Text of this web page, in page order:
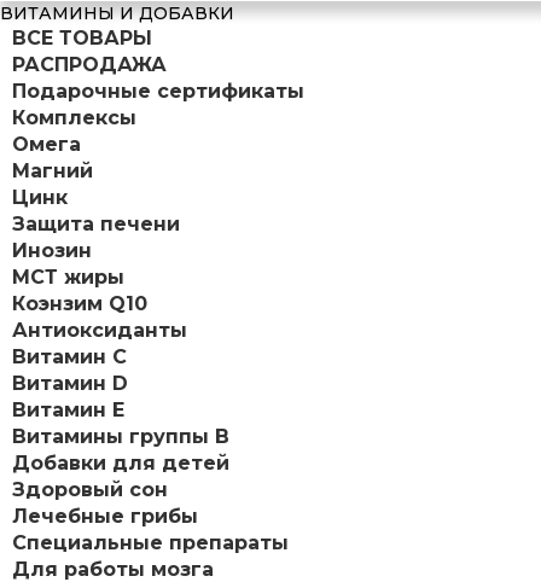
ВИТАМИНЫ И ДОБАВКИ
ВСЕ ТОВАРЫ
РАСПРОДАЖА
Подарочные сертификаты
Комплексы
Омега
Магний
Цинк
Защита печени
Инозин
МСТ жиры
Коэнзим Q10
Антиоксиданты
Витамин С
Витамин D
Витамин Е
Витамины группы B
Добавки для детей
Здоровый сон
Лечебные грибы
Специальные препараты
Для работы мозга